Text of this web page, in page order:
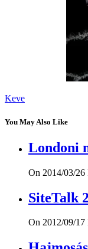
Keve
You May Also Like
Londoni
On 2014/03/26
SiteTalk
On 2012/09/17